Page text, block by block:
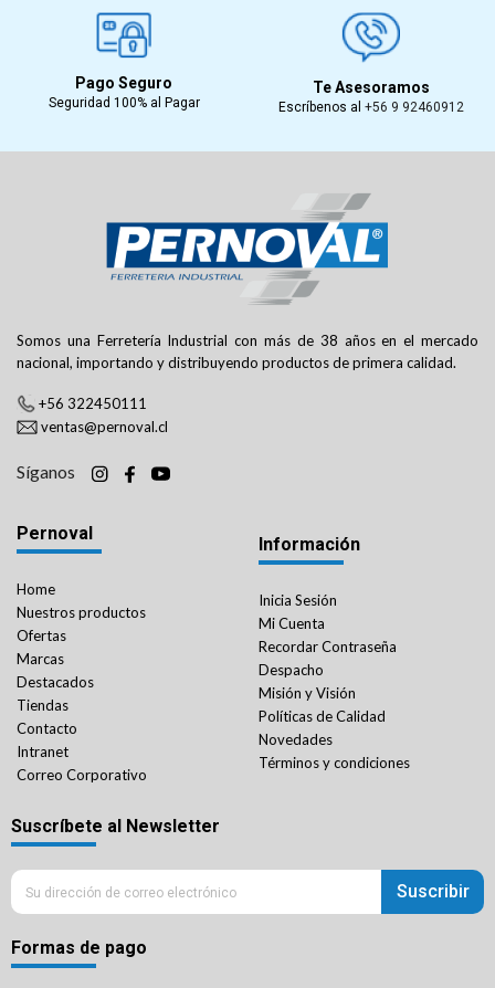
Pago Seguro
Seguridad 100% al Pagar
Te Asesoramos
Escríbenos al +56 9 92460912
Somos una Ferretería Industrial con más de 38 años en el mercado
nacional, importando y distribuyendo productos de primera calidad.
+56 322450111
ventas@pernoval.cl
Síganos
Pernoval
Home
Nuestros productos
Ofertas
Marcas
Destacados
Tiendas
Contacto
Intranet
Correo Corporativo
Información
Inicia Sesión
Mi Cuenta
Recordar Contraseña
Despacho
Misión y Visión
Políticas de Calidad
Novedades
Términos y condiciones
Suscríbete al Newsletter
Suscribir
Formas de pago